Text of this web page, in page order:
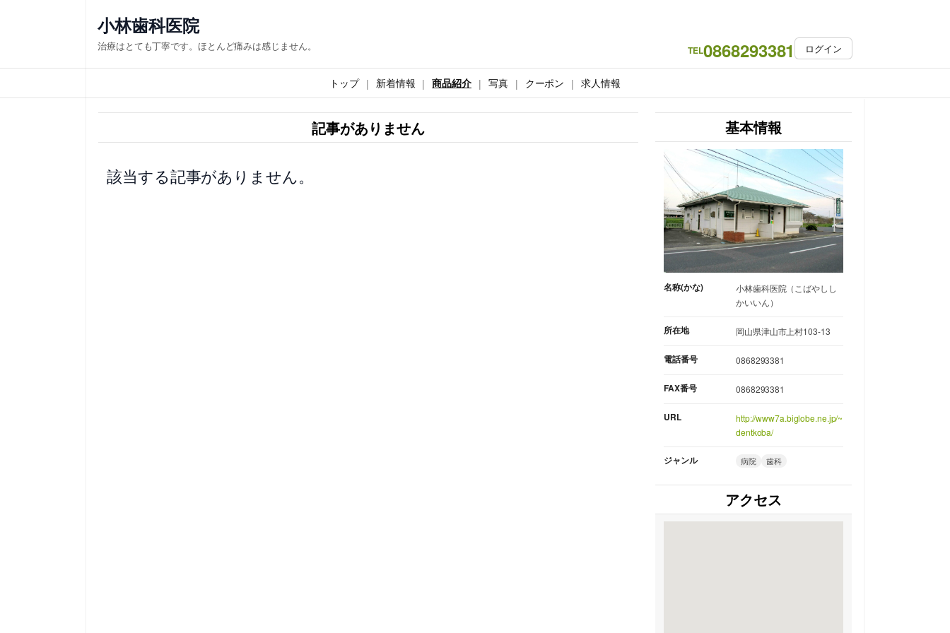
ス
キ
小林歯科医院
治療はとても丁寧です。ほとんど痛みは感じません。 TEL0868293381 ログイン
トップ 新着情報 商品紹介 写真 クーポン 求人情報
記事がありません
該当する記事がありません。
基本情報
名称(かな)
小林歯科医院（こばやしし
かいいん）
所在地 岡山県津山市上村103-13
電話番号 0868293381
FAX番号 0868293381
URL
http://www7a.biglobe.ne.jp/~
dentkoba/
ジャンル 病院 歯科
アクセス